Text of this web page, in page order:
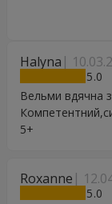
Halyna
5
Вельми вдячна
5+
Roxanne
5